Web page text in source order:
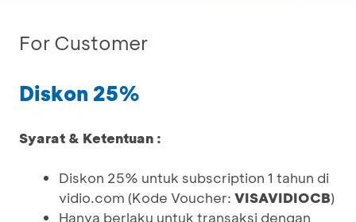
For Customer
Diskon 25%
Syarat & Ketentuan :
Diskon 25% untuk subscription 1 tahun di
vidio.com (Kode Voucher: VISAVIDIOCB)
Hanya berlaku untuk transaksi dengan